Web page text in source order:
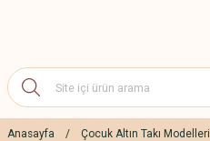
Anasayfa Çocuk Altın Takı Modelleri